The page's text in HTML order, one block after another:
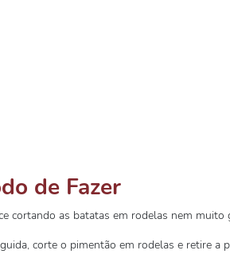
de Fazer
cortando as batatas em rodelas nem muito
corte o pimentão em rodelas e retire a